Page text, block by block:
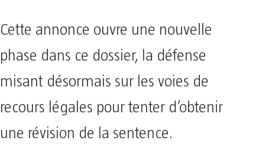
​Cette annonce ouvre une nouvelle
phase dans ce dossier, la défense
misant désormais sur les voies de
recours légales pour tenter d’obtenir
une révision de la sentence.